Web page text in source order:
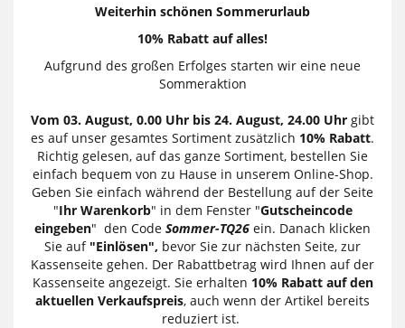
Weiterhin schönen Sommerurlaub
10% Rabatt auf alles!
Aufgrund des großen Erfolges starten wir eine neue
Sommeraktion
Vom 03. August, 0.00 Uhr bis 24. August, 24.00 Uhr gibt
es auf unser gesamtes Sortiment zusätzlich 10% Rabatt.
Richtig gelesen, auf das ganze Sortiment, bestellen Sie
einfach bequem von zu Hause in unserem Online-Shop.
Geben Sie einfach während der Bestellung auf der Seite
"Ihr Warenkorb" in dem Fenster "Gutscheincode
eingeben" den Code Sommer-TQ26 ein. Danach klicken
Sie auf "Einlösen", bevor Sie zur nächsten Seite, zur
Kassenseite gehen. Der Rabattbetrag wird Ihnen auf der
Kassenseite angezeigt. Sie erhalten 10% Rabatt auf den
aktuellen Verkaufspreis, auch wenn der Artikel bereits
reduziert ist.